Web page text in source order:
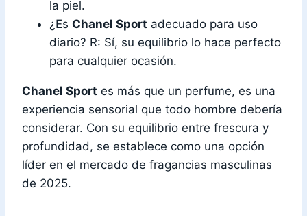
la piel.
¿Es Chanel Sport adecuado para uso
diario? R: Sí, su equilibrio lo hace perfecto
para cualquier ocasión.
Chanel Sport es más que un perfume, es una
experiencia sensorial que todo hombre debería
considerar. Con su equilibrio entre frescura y
profundidad, se establece como una opción
líder en el mercado de fragancias masculinas
de 2025.